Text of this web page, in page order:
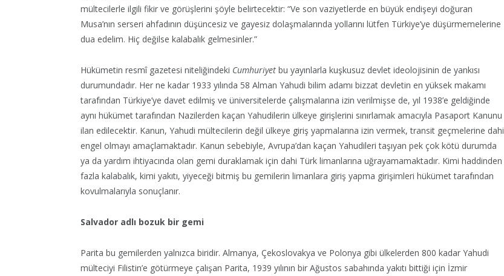
mültecilerle ilgili fikir ve görüşlerini şöyle belirtecektir: “Ve son vaziyetlerde en büyük endişeyi doğuran
Musa’nın serseri ahfadının düşüncesiz ve gayesiz dolaşmalarında yollarını lütfen Türkiye’ye düşürmemelerine
dua edelim. Hiç değilse kalabalık gelmesinler.”
Hükümetin resmî gazetesi niteliğindeki Cumhuriyet bu yayınlarla kuşkusuz devlet ideolojisinin de yankısı
durumundadır. Her ne kadar 1933 yılında 58 Alman Yahudi bilim adamı bizzat devletin en yüksek makamı
tarafından Türkiye’ye davet edilmiş ve üniversitelerde çalışmalarına izin verilmişse de, yıl 1938’e geldiğinde
aynı hükümet tarafından Nazilerden kaçan Yahudilerin ülkeye girişlerini sınırlamak amacıyla Pasaport Kanunu
ilan edilecektir. Kanun, Yahudi mültecilerin değil ülkeye giriş yapmalarına izin vermek, transit geçmelerine dahi
engel olmayı amaçlamaktadır. Kanun sebebiyle, Avrupa’dan kaçan Yahudileri taşıyan pek çok kötü durumda
ya da yardım ihtiyacında olan gemi duraklamak için dahi Türk limanlarına uğrayamamaktadır. Kimi haddinden
fazla kalabalık, kimi yakıtı, yiyeceği bitmiş bu gemilerin limanlara giriş yapma girişimleri hükümet tarafından
kovulmalarıyla sonuçlanır.
Salvador adlı bozuk bir gemi
Parita bu gemilerden yalnızca biridir. Almanya, Çekoslovakya ve Polonya gibi ülkelerden 800 kadar Yahudi
mülteciyi Filistin’e götürmeye çalışan Parita, 1939 yılının bir Ağustos sabahında yakıtı bittiği için İzmir